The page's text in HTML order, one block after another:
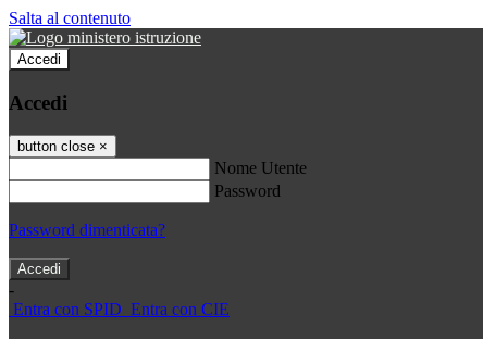
Salta al contenuto
Accedi
Accedi
button close ×
Nome Utente
Password
Password dimenticata?
-
Entra con SPID Entra con CIE